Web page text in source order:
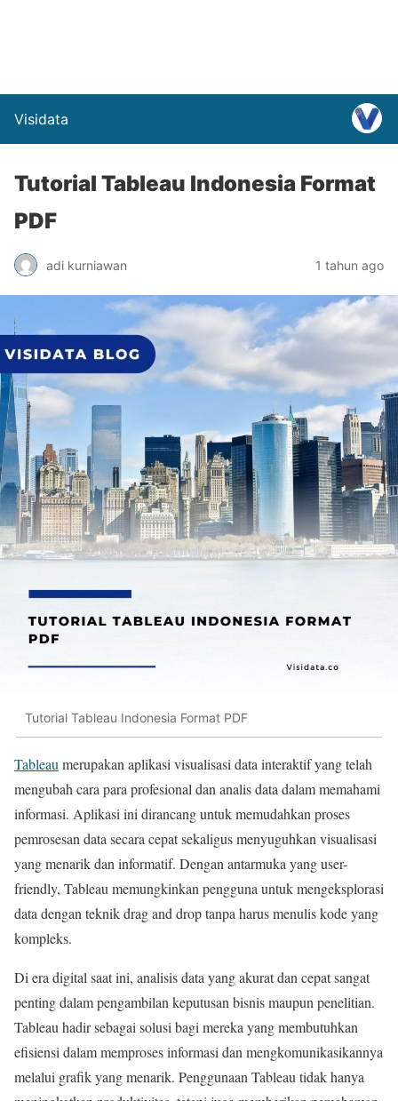
Visidata
Tutorial Tableau Indonesia Format
PDF
adi kurniawan 1 tahun ago
Tutorial Tableau Indonesia Format PDF
Tableau merupakan aplikasi visualisasi data interaktif yang telah
mengubah cara para profesional dan analis data dalam memahami
informasi. Aplikasi ini dirancang untuk memudahkan proses
pemrosesan data secara cepat sekaligus menyuguhkan visualisasi
yang menarik dan informatif. Dengan antarmuka yang user-
friendly, Tableau memungkinkan pengguna untuk mengeksplorasi
data dengan teknik drag and drop tanpa harus menulis kode yang
kompleks.
Di era digital saat ini, analisis data yang akurat dan cepat sangat
penting dalam pengambilan keputusan bisnis maupun penelitian.
Tableau hadir sebagai solusi bagi mereka yang membutuhkan
efisiensi dalam memproses informasi dan mengkomunikasikannya
melalui grafik yang menarik. Penggunaan Tableau tidak hanya